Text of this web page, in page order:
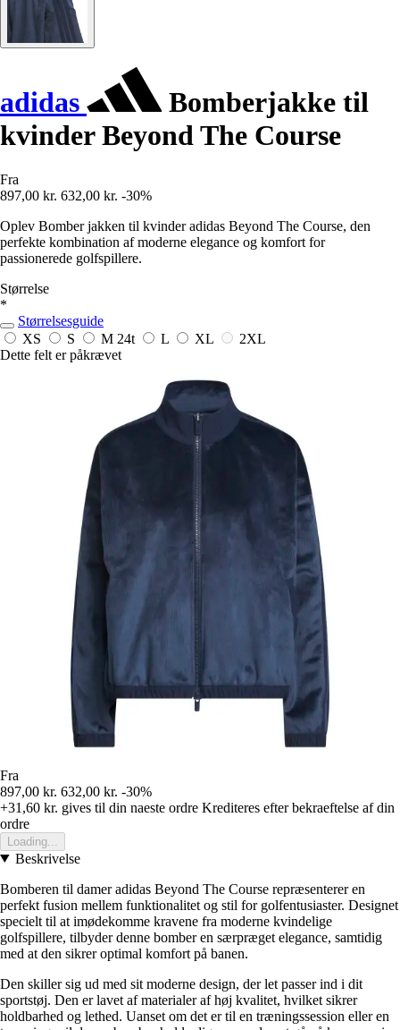
adidas
Bomberjakke til
kvinder Beyond The Course
Fra
897,00 kr. 632,00 kr. -30%
Oplev Bomber jakken til kvinder adidas Beyond The Course, den
perfekte kombination af moderne elegance og komfort for
passionerede golfspillere.
Størrelse
*
Størrelsesguide
XS
S M 24t L XL
2XL
Dette felt er påkrævet
Fra
897,00 kr. 632,00 kr. -30%
+31,60 kr. gives til din naeste ordre Krediteres efter bekraeftelse af din
ordre
Loading...
Beskrivelse
Bomberen til damer adidas Beyond The Course repræsenterer en
perfekt fusion mellem funktionalitet og stil for golfentusiaster. Designet
specielt til at imødekomme kravene fra moderne kvindelige
golfspillere, tilbyder denne bomber en særpræget elegance, samtidig
med at den sikrer optimal komfort på banen.
Den skiller sig ud med sit moderne design, der let passer ind i dit
sportstøj. Den er lavet af materialer af høj kvalitet, hvilket sikrer
holdbarhed og lethed. Uanset om det er til en træningssession eller en